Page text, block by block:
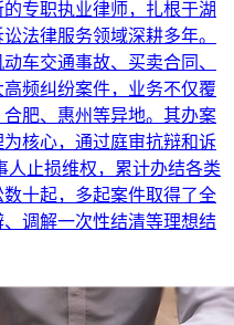
专职执业律师，扎根于湖
法律服务领域深耕多年。
车交通事故、买卖合同、
频纠纷案件，业务不仅覆
肥、惠州等异地。其办案
核心，通过庭审抗辩和诉
人止损维权，累计办结各类
十起，多起案件取得了全
调解一次性结清等理想结